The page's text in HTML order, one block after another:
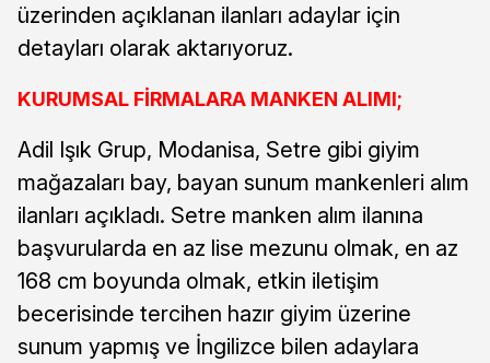
üzerinden açıklanan ilanları adaylar için
detayları olarak aktarıyoruz.
KURUMSAL FİRMALARA MANKEN ALIMI;
Adil Işık Grup, Modanisa, Setre gibi giyim
mağazaları bay, bayan sunum mankenleri alım
ilanları açıkladı. Setre manken alım ilanına
başvurularda en az lise mezunu olmak, en az
168 cm boyunda olmak, etkin iletişim
becerisinde tercihen hazır giyim üzerine
sunum yapmış ve İngilizce bilen adaylara